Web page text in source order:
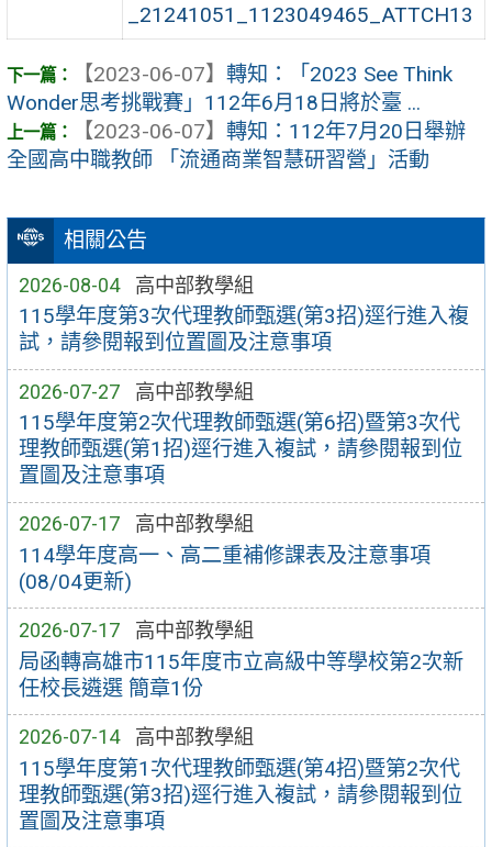
相關公告
2026-08-04 高中部教學組
115學年度第3次代理教師甄選(第3招)逕行進入複
試，請參閱報到位置圖及注意事項
2026-07-27 高中部教學組
115學年度第2次代理教師甄選(第6招)暨第3次代
理教師甄選(第1招)逕行進入複試，請參閱報到位
置圖及注意事項
2026-07-17 高中部教學組
114學年度高一、高二重補修課表及注意事項
(08/04更新)
2026-07-17 高中部教學組
局函轉高雄市115年度市立高級中等學校第2次新
任校長遴選 簡章1份
2026-07-14 高中部教學組
115學年度第1次代理教師甄選(第4招)暨第2次代
理教師甄選(第3招)逕行進入複試，請參閱報到位
置圖及注意事項
_21241051_1123049465_ATTCH13
【2023-06-07】 轉知：「2023 See Think
Wonder思考挑戰賽」112年6月18日將於臺 ...
【2023-06-07】 轉知：112年7月20日舉辦
全國高中職教師 「流通商業智慧研習營」活動